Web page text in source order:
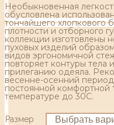
Необыкновенная
обусловлена
тончайшего хлопкового
плотности и отборного
коллекции изготовлены
пуховых изделий
видов эргономичной
повторяет контуры тела
прилеганию одеяла.
весенне-осенний
постоянной комфортной
температуре до 30С.
Размер